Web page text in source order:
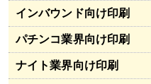
インバウンド向け印刷
パチンコ業界向け印刷
ナイト業界向け印刷